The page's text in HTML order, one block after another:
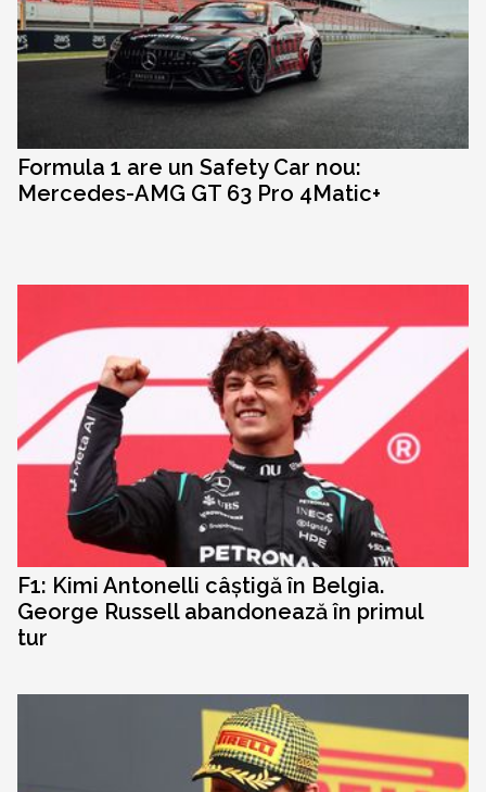
Formula 1 are un Safety Car nou:
Mercedes-AMG GT 63 Pro 4Matic+
F1: Kimi Antonelli câștigă în Belgia.
George Russell abandonează în primul
tur